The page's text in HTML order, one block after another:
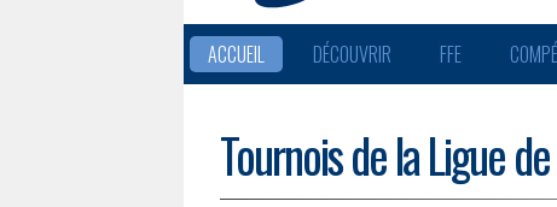
ACCUEIL DÉCOUVRIR FFE
Tournois de la Ligue